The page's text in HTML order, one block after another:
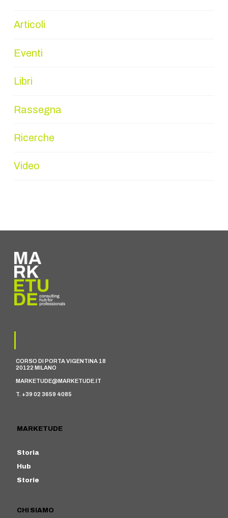
Articoli
Eventi
Libri
Rassegna
Ricerche
Video
CORSO DI PORTA VIGENTINA 18
20122 MILANO
MARKETUDE@MARKETUDE.IT
T. +39 02 3659 4085
MARKETUDE
Storia
Hub
Storie
CHI SIAMO